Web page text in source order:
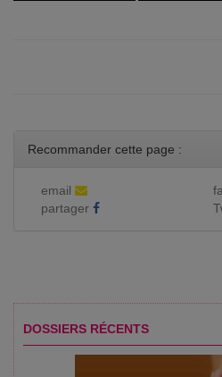
Recommander cette page :
email
partager
DOSSIERS RÉCENTS